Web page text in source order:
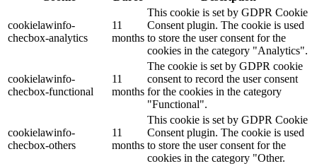
cookielawinfo-
checbox-analytics
11
months
This cookie is set by GDPR Cookie
Consent plugin. The cookie is used
to store the user consent for the
cookies in the category "Analytics".
cookielawinfo-
checbox-functional
11
months
The cookie is set by GDPR cookie
consent to record the user consent
for the cookies in the category
"Functional".
cookielawinfo-
checbox-others
11
months
This cookie is set by GDPR Cookie
Consent plugin. The cookie is used
to store the user consent for the
cookies in the category "Other.